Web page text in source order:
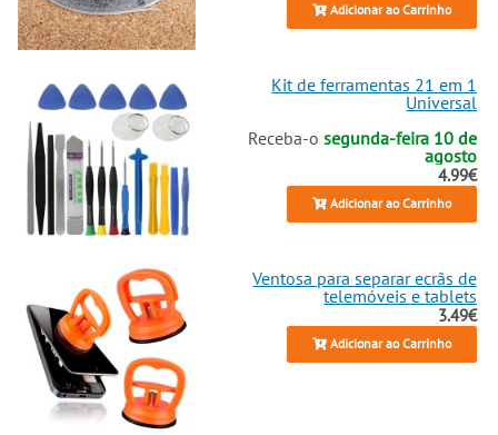
Adicionar ao Carrinho
Kit de ferramentas 21 em 1
Universal
Receba-osegunda-feira 10 de
agosto
4.99€
Adicionar ao Carrinho
Ventosa para separar ecrãs de
telemóveis e tablets
3.49€
Adicionar ao Carrinho